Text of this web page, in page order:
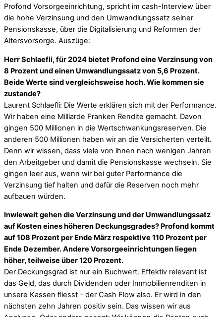
Profond Vorsorgeeinrichtung, spricht im cash-Interview über
die hohe Verzinsung und den Umwandlungssatz seiner
Pensionskasse, über die Digitalisierung und Reformen der
Altersvorsorge. Auszüge:
Herr Schlaefli, für 2024 bietet Profond eine Verzinsung von
8 Prozent und einen Umwandlungssatz von 5,6 Prozent.
Beide Werte sind vergleichsweise hoch. Wie kommen sie
zustande?
Laurent Schlaefli: Die Werte erklären sich mit der Performance.
Wir haben eine Milliarde Franken Rendite gemacht. Davon
gingen 500 Millionen in die Wertschwankungsreserven. Die
anderen 500 Millionen haben wir an die Versicherten verteilt.
Denn wir wissen, dass viele von ihnen nach wenigen Jahren
den Arbeitgeber und damit die Pensionskasse wechseln. Sie
gingen leer aus, wenn wir bei guter Performance die
Verzinsung tief halten und dafür die Reserven noch mehr
aufbauen würden.
Inwieweit gehen die Verzinsung und der Umwandlungssatz
auf Kosten eines höheren Deckungsgrades? Profond kommt
auf 108 Prozent per Ende März respektive 110 Prozent per
Ende Dezember. Andere Vorsorgeeinrichtungen liegen
höher, teilweise über 120 Prozent.
Der Deckungsgrad ist nur ein Buchwert. Effektiv relevant ist
das Geld, das durch Dividenden oder Immobilienrenditen in
unsere Kassen fliesst – der Cash Flow also. Er wird in den
nächsten zehn Jahren positiv sein. Das wissen wir aus